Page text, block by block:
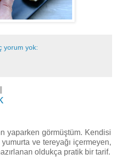
yorum yok:
yaparken görmüştüm. Kendisi
ve tereyağı içermeyen,
oldukça pratik bir tarif.